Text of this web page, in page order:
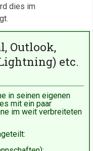
dies im
Outlook,
etc.
in seinen eigenen
mit ein paar
im weit verbreiteten